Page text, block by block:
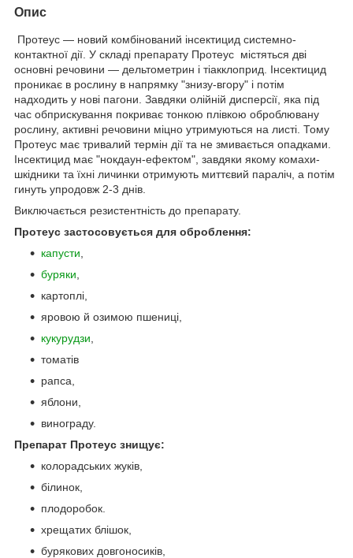
Опис
Протеус — новий комбінований інсектицид системно-
контактної дії. У складі препарату Протеус містяться дві
основні речовини — дельтометрин і тіакклоприд. Інсектицид
проникає в рослину в напрямку "знизу-вгору" і потім
надходить у нові пагони. Завдяки олійній дисперсії, яка під
час обприскування покриває тонкою плівкою оброблювану
рослину, активні речовини міцно утримуються на листі. Тому
Протеус має тривалий термін дії та не змивається опадками.
Інсектицид має "нокдаун-ефектом", завдяки якому комахи-
шкідники та їхні личинки отримують миттєвий параліч, а потім
гинуть упродовж 2-3 днів.
Виключається резистентність до препарату.
Протеус застосовується для оброблення:
капусти
буряки
картоплі,
яровою й озимою пшениці,
кукурудзи
томатів
рапса,
яблони,
винограду.
Препарат Протеус знищує:
колорадських жуків,
білинок,
плодоробок.
хрещатих блішок,
бурякових довгоносиків,